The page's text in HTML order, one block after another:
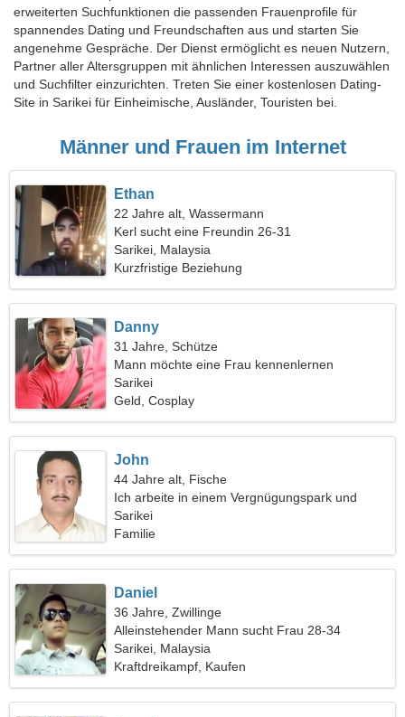
erweiterten Suchfunktionen die passenden Frauenprofile für
spannendes Dating und Freundschaften aus und starten Sie
angenehme Gespräche. Der Dienst ermöglicht es neuen Nutzern,
Partner aller Altersgruppen mit ähnlichen Interessen auszuwählen
und Suchfilter einzurichten. Treten Sie einer kostenlosen Dating-
Site in Sarikei für Einheimische, Ausländer, Touristen bei.
Männer und Frauen im Internet
Ethan
22 Jahre alt, Wassermann
Kerl sucht eine Freundin 26-31
Sarikei, Malaysia
Kurzfristige Beziehung
Danny
31 Jahre, Schütze
Mann möchte eine Frau kennenlernen
Sarikei
Geld, Cosplay
John
44 Jahre alt, Fische
Ich arbeite in einem Vergnügungspark und
suche eine qualifizierte Frau
Sarikei
Familie
Daniel
36 Jahre, Zwillinge
Alleinstehender Mann sucht Frau 28-34
Sarikei, Malaysia
Kraftdreikampf, Kaufen